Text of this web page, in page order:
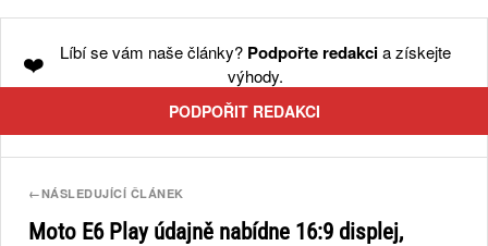
❤️ Líbí se vám naše články? Podpořte redakcia získejte
výhody.
PODPOŘIT REDAKCI
←NÁSLEDUJÍCÍ ČLÁNEK
Moto E6 Play údajně nabídne 16:9 displej,